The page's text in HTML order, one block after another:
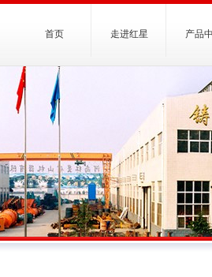
首页 走进红星 产品